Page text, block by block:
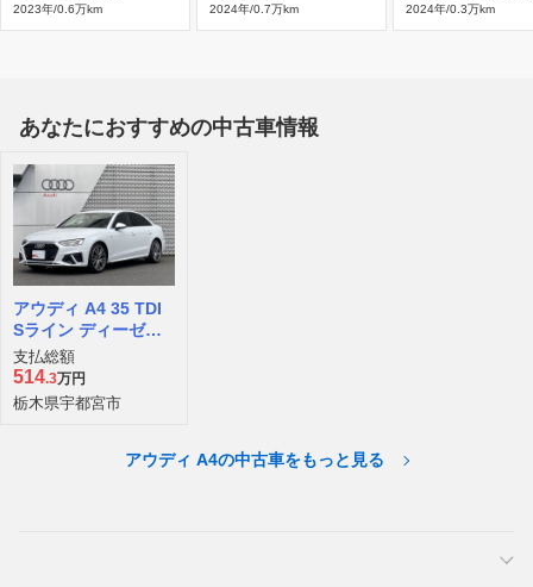
2023年/0.6万km
2024年/0.7万km
2024年/0.3万km
あなたにおすすめの中古車情報
アウディ A4 35 TDI
Sライン ディーゼル
ターボ
支払総額
514.3万円
栃木県宇都宮市
アウディ A4の中古車をもっと見る